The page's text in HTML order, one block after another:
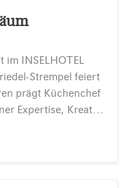
im INSELHOTEL
Strempel feiert
prägt Küchenchef
Michael Friedel-Strempel mit seiner Expertise, Kreativität und klaren Haltung die Küche im INSELHOTEL Potsdam. Sein Jubiläum ist nicht nur ein Anlass zur…